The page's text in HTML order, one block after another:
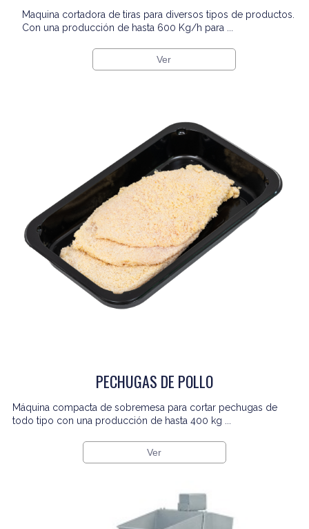
Maquina cortadora de tiras para diversos tipos de productos.
Con una producción de hasta 600 Kg/h para ...
Ver
PECHUGAS DE POLLO
Máquina compacta de sobremesa para cortar pechugas de
todo tipo con una producción de hasta 400 kg ...
Ver